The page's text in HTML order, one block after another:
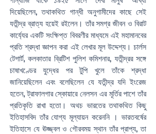
দিয়েছিলেন, তথাকথিত গান্ধী অনুগামীদের কাছে সেই
যতীন্দ্র ব্রাত্য হয়েই রইলেন। তাঁর সমগ্র জীবন ও বিরাট
কার্য্যের একটি সংক্ষিপ্ত বিবরণীর মাধ্যমে এই মহামানবের
প্রতি শ্রদ্ধা জ্ঞাপন করা এই লেখার মূল উদ্দেশ্য। চার্লস
টেগার্ট, কলকাতার ব্রিটিশ পুলিশ কমিশনার, যতীন্দ্রর সঙ্গে
চাষাখণ্ডের যুদ্ধের পর টুপি খুলে তাঁকে শ্রদ্ধা
জানিয়েছিলেন এবং বলেছিলেন যে যতীন্দ্র যদি ইংরেজ
হতেন, ট্রাফালগার স্কোয়ারে নেলসন এর মূর্তির পাশে তাঁর
প্রতিকৃতি রাখা হতো। অথচ ভারতের তথাকথিত কিছু
ইতিহাসবিদ তাঁর যোগ্য মূল্যায়ন করেননি । ভারতবর্ষের
ইতিহাসে যে ঊজ্জ্বল ও গৌরবময় স্থান তাঁর প্রাপ্য, তা